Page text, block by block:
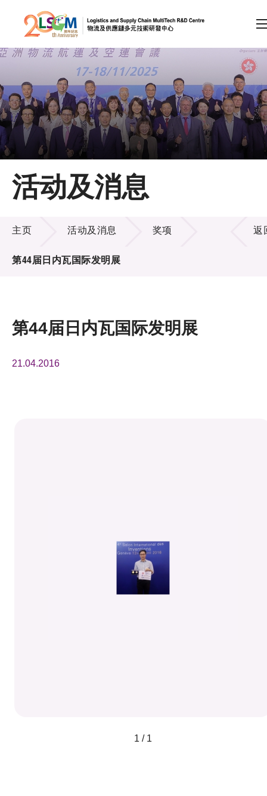
跳到内容（按回车键）
会员登录
A A EN 繁 简
主页
关于LSCM
技术商品化
项目及资助计划
活动及消息
活动及消息
主页 活动及消息 奖项
第44届日内瓦国际发明展
返
第44届日内瓦国际发明展
21.04.2016
1 / 1